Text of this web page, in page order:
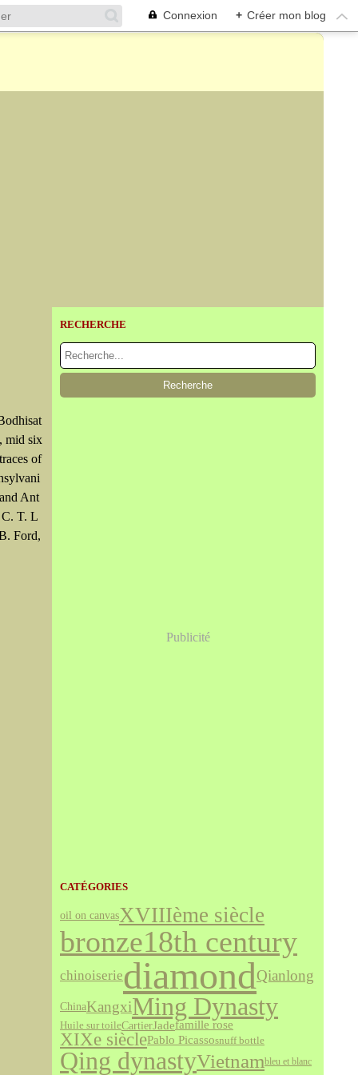
Connexion + Créer mon blog
mid six
of
Ant
C. T. L
Ford,
RECHERCHE
Publicité
CATÉGORIES
oil on canvasXVIIIème siècle
bronze18th century
chinoiseriediamondQianlong
ChinaKangxiMing Dynasty
Huile sur toileCartierJadefamille rose
XIXe sièclePablo Picassosnuff bottle
Qing dynastyVietnambleu et blanc